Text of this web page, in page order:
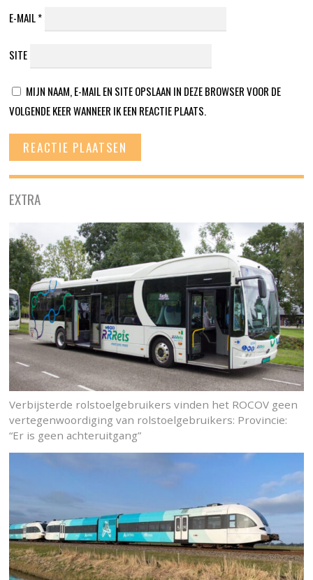
E-MAIL*
SITE
MIJN NAAM, E-MAIL EN SITE OPSLAAN IN DEZE BROWSER VOOR DE
VOLGENDE KEER WANNEER IK EEN REACTIE PLAATS.
EXTRA
Verbijsterde rolstoelgebruikers vinden het ROCOV geen
vertegenwoordiging van rolstoelgebruikers: Provincie:
“Er is geen achteruitgang”